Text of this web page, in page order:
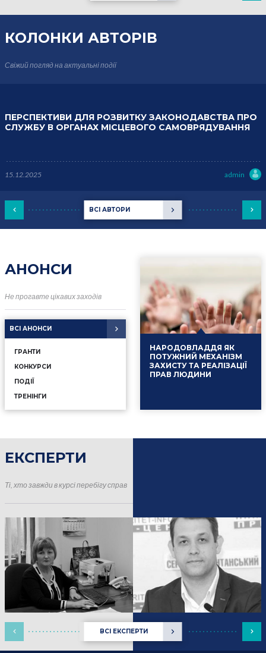
КОЛОНКИ АВТОРІВ
Свіжий погляд на актуальні події
ВСІ АВТОРИ
ПЕРСПЕКТИВИ ДЛЯ РОЗВИТКУ ЗАКОНОДАВСТВА ПРО
СЛУЖБУ В ОРГАНАХ МІСЦЕВОГО САМОВРЯДУВАННЯ
15.12.2025 admin
АНОНСИ
Не прогавте цікавих заходів
ВСІ АНОНСИ
ГРАНТИ
КОНКУРСИ
ПОДІЇ
ТРЕНІНГИ
НАРОДОВЛАДДЯ ЯК
ПОТУЖНИЙ МЕХАНІЗМ
ЗАХИСТУ ТА РЕАЛІЗАЦІЇ
ПРАВ ЛЮДИНИ
ЕКСПЕРТИ
Ті, хто завжди в курсі перебігу справ
ВСІ ЕКСПЕРТИ